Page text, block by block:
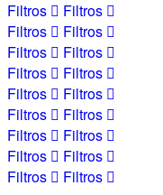
Filtros
Filtros
Filtros
Filtros
Filtros
Filtros
Filtros
Filtros
Filtros
Filtros
Filtros
Filtros
Filtros
Filtros
Filtros
Filtros
Filtros
Filtros